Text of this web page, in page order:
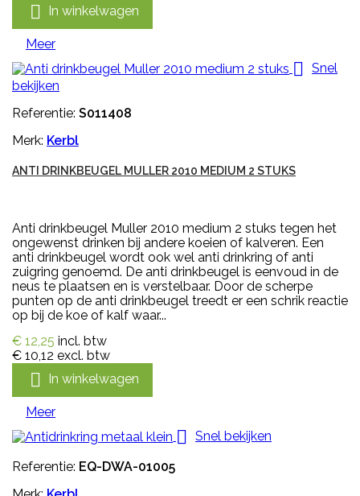
 In winkelwagen
Meer
 Snel
bekijken
Referentie: S011408
Merk: Kerbl
ANTI DRINKBEUGEL MULLER 2010 MEDIUM 2 STUKS
Anti drinkbeugel Muller 2010 medium 2 stuks tegen het
ongewenst drinken bij andere koeien of kalveren. Een
anti drinkbeugel wordt ook wel anti drinkring of anti
zuigring genoemd. De anti drinkbeugel is eenvoud in de
neus te plaatsen en is verstelbaar. Door de scherpe
punten op de anti drinkbeugel treedt er een schrik reactie
op bij de koe of kalf waar...
€ 12,25 incl. btw
€ 10,12 excl. btw
 In winkelwagen
Meer
 Snel bekijken
Referentie: EQ-DWA-01005